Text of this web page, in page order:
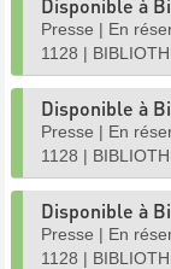
Disponible à
Presse | En
1128 |
Disponible à
Presse | En
1128 |
Disponible à
Presse | En
1128 |